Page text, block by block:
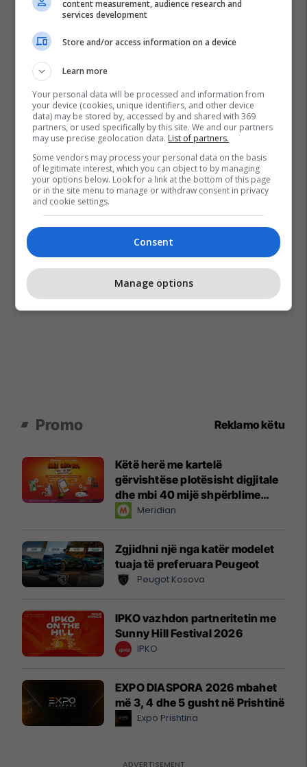
Promo Reklamo këtu
Këtë herë me kartelë
gërvishtëse plotësisht digjitale
dhe mbi 40 mijë shpërblime
instant!Meridian
Zgjidhni një nga katër modelet
tuaja të preferuara Peugeot
Peugot Kosova
IPKO vazhdon partneritetin me
Sunny Hill Festival 2026
IPKO
EXPO DIASPORA 2026 mbahet
më 3, 4 dhe 5 gusht në Prishtinë
Expo Prishtina
content measurement, audience research and
services development
Store and/or access information on a device
Learn more
Your personal data will be processed and information from
your device (cookies, unique identifiers, and other device
data) may be stored by, accessed by and shared with 369
partners, or used specifically by this site. We and our partners
may use precise geolocation data. List of partners.
Some vendors may process your personal data on the basis
of legitimate interest, which you can object to by managing
your options below. Look for a link at the bottom of this page
or in the site menu to manage or withdraw consent in privacy
and cookie settings.
Consent
Manage options